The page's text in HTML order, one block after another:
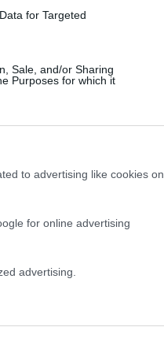
for Targeted
Sale, and/or Sharing
Purposes for which it
to advertising like cookies on
for online advertising
advertising.